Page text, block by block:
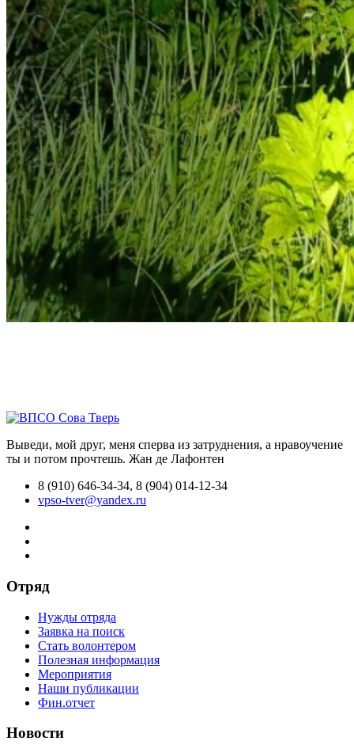
Выведи, мой друг, меня сперва из затруднения, а нравоучение
ты и потом прочтешь. Жан де Лафонтен
8 (910) 646-34-34, 8 (904) 014-12-34
vpso-tver@yandex.ru
Отряд
Нужды отряда
Заявка на поиск
Стать волонтером
Полезная информация
Мероприятия
Наши публикации
Фин.отчет
Новости